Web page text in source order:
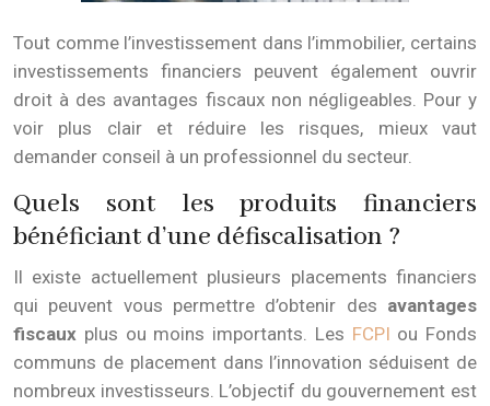
Tout comme l’investissement dans l’immobilier, certains
investissements financiers peuvent également ouvrir
droit à des avantages fiscaux non négligeables. Pour y
voir plus clair et réduire les risques, mieux vaut
demander conseil à un professionnel du secteur.
Quels sont les produits financiers
bénéficiant d’une défiscalisation ?
Il existe actuellement plusieurs placements financiers
qui peuvent vous permettre d’obtenir des avantages
fiscaux plus ou moins importants. Les FCPI ou Fonds
communs de placement dans l’innovation séduisent de
nombreux investisseurs. L’objectif du gouvernement est